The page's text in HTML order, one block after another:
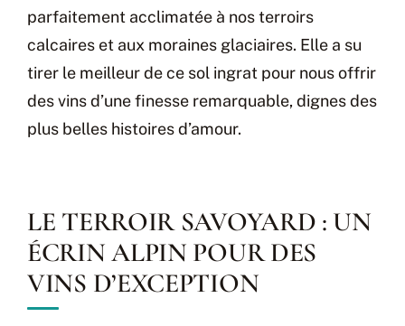
parfaitement acclimatée à nos terroirs
calcaires et aux moraines glaciaires. Elle a su
tirer le meilleur de ce sol ingrat pour nous offrir
des vins d’une finesse remarquable, dignes des
plus belles histoires d’amour.
LE TERROIR SAVOYARD : UN
ÉCRIN ALPIN POUR DES
VINS D’EXCEPTION